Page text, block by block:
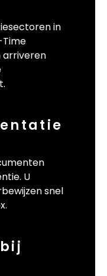
in
arriveren
U
snel